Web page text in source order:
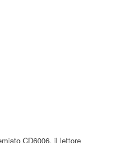
CD6006, il lettore